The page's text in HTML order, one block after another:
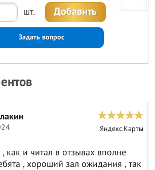
шт. Добавить
Задать вопрос
Яндекс.Карты
как и читал в отзывах вполне
, хороший зал ожидания , так